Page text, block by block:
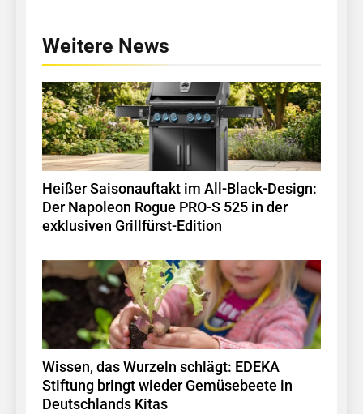
Weitere News
Heißer Saisonauftakt im All-Black-Design:
Der Napoleon Rogue PRO-S 525 in der
exklusiven Grillfürst-Edition
Wissen, das Wurzeln schlägt: EDEKA
Stiftung bringt wieder Gemüsebeete in
Deutschlands Kitas